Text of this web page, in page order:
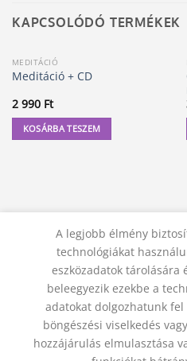
KAPCSOLÓDÓ TERMÉKEK
MEDITÁCIÓ
Meditáció + CD
2 990 Ft
KOSÁRBA TESZEM
KAPCSOLAT
JOGI NYILATKOZAT
ELÁLLÁS A
© 2012 - 2026
A legjobb élmény
technológiákat
eszközadatok tárolására
beleegyezik ezekbe a
adatokat dolgozhatunk
böngészési viselkedés
hozzájárulás elmulasztása